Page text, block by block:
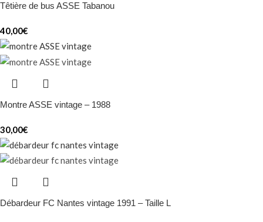
Têtière de bus ASSE Tabanou
40,00€
Montre ASSE vintage – 1988
30,00€
Débardeur FC Nantes vintage 1991 – Taille L